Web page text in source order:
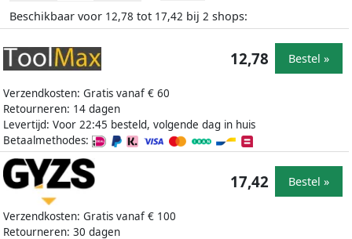
Beschikbaar voor 12,78 tot 17,42 bij 2 shops:
Verzendkosten: Gratis vanaf € 60
Retourneren: 14 dagen
Levertijd: Voor 22:45 besteld, volgende dag in huis
Betaalmethodes:
12,78 Bestel »
Verzendkosten: Gratis vanaf € 100
Retourneren: 30 dagen
17,42 Bestel »